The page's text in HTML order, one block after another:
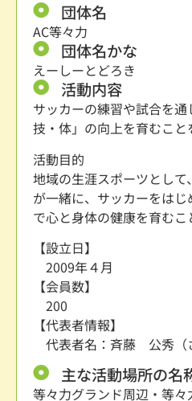
団体名
AC等々力
団体名かな
えーしーとどろき
活動内容
サッカーの練習や試合を通
技・体」の向上を育むこと
活動目的
地域の生涯スポーツとし
が一緒に、サッカーをは
で心と身体の健康を育むこ
【設立日】
2009年４月
【会員数】
200
【代表者情報】
代表者名：斉藤 公秀（
主な活動場所の名
等々力グランド周辺・等